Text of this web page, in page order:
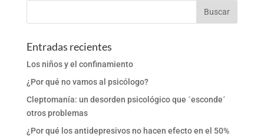
Entradas recientes
Los niños y el confinamiento
¿Por qué no vamos al psicólogo?
Cleptomanía: un desorden psicológico que ´esconde´
otros problemas
¿Por qué los antidepresivos no hacen efecto en el 50%